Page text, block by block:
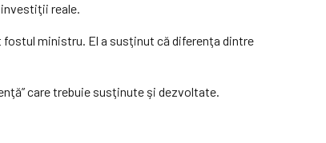
reale.
fostul ministru. El a susţinut că diferenţa dintre
care trebuie susţinute şi dezvoltate.